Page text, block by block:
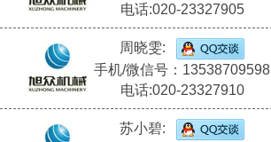
电话:020-23327905
周晓雯:
手机/微信号：13538709598
电话:020-23327910
苏小碧: